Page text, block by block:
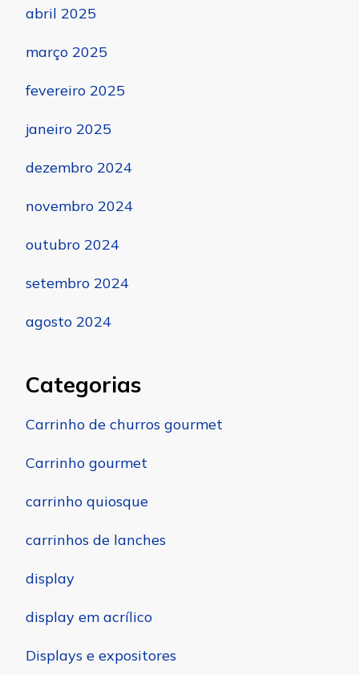
abril 2025
março 2025
fevereiro 2025
janeiro 2025
dezembro 2024
novembro 2024
outubro 2024
setembro 2024
agosto 2024
Categorias
Carrinho de churros gourmet
Carrinho gourmet
carrinho quiosque
carrinhos de lanches
display
display em acrílico
Displays e expositores